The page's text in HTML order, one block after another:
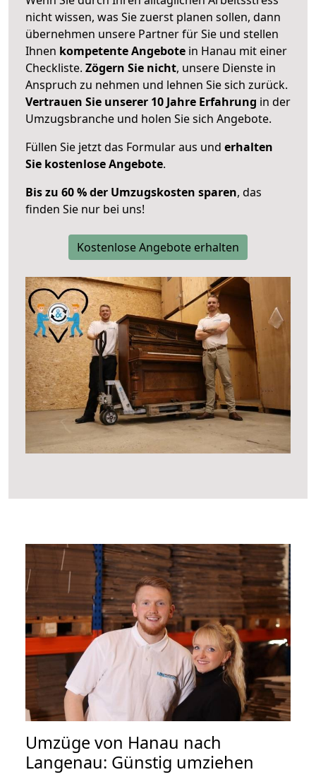
nicht wissen, was Sie zuerst planen sollen, dann
übernehmen unsere Partner für Sie und stellen
Ihnen kompetente Angebote in Hanau mit einer
Checkliste. Zögern Sie nicht, unsere Dienste in
Anspruch zu nehmen und lehnen Sie sich zurück.
Vertrauen Sie unserer 10 Jahre Erfahrung in der
Umzugsbranche und holen Sie sich Angebote.
Füllen Sie jetzt das Formular aus und erhalten
Sie kostenlose Angebote.
Bis zu 60 % der Umzugskosten sparen, das
finden Sie nur bei uns!
Kostenlose Angebote erhalten
Umzüge von Hanau nach
Langenau: Günstig umziehen